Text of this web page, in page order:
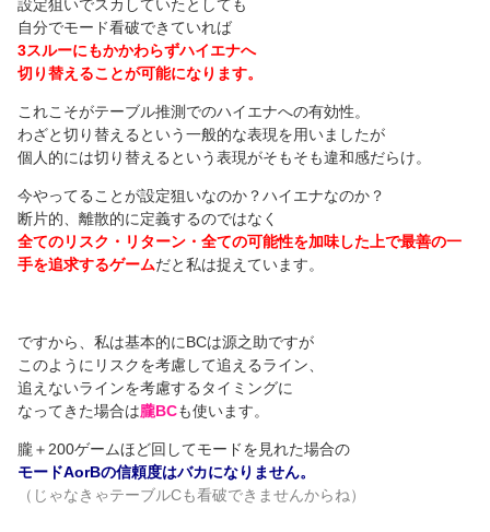
設定狙いでスカしていたとしても
自分でモード看破できていれば
3スルーにもかかわらずハイエナへ
切り替えることが可能になります。
これこそがテーブル推測でのハイエナへの有効性。
わざと切り替えるという一般的な表現を用いましたが
個人的には切り替えるという表現がそもそも違和感だらけ。
今やってることが設定狙いなのか？ハイエナなのか？
断片的、離散的に定義するのではなく
全てのリスク・リターン・全ての可能性を加味した上で最善の一
手を追求するゲームだと私は捉えています。
ですから、私は基本的にBCは源之助ですが
このようにリスクを考慮して追えるライン、
追えないラインを考慮するタイミングに
なってきた場合は朧BCも使います。
朧＋200ゲームほど回してモードを見れた場合の
モードAorBの信頼度はバカになりません。
（じゃなきゃテーブルCも看破できませんからね）